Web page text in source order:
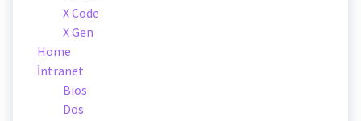
X Code
X Gen
Home
İntranet
Bios
Dos